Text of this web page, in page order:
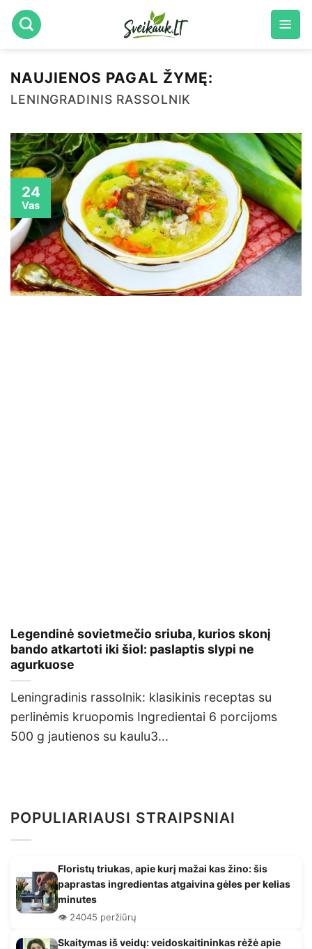
Skip
to
NAUJIENOS PAGAL ŽYMĘ:
LENINGRADINIS RASSOLNIK
Legendinė sovietmečio sriuba, kurios skonį
bando atkartoti iki šiol: paslaptis slypi ne
agurkuose
Leningradinis rassolnik: klasikinis receptas su
perlinėmis kruopomis Ingredientai 6 porcijoms
500 g jautienos su kaulu3...
24
Vas
POPULIARIAUSI STRAIPSNIAI
Floristų triukas, apie kurį mažai kas žino: šis
paprastas ingredientas atgaivina gėles per kelias
minutes
👁️ 24045 peržiūrų
Skaitymas iš veidų: veidoskaitininkas rėžė apie